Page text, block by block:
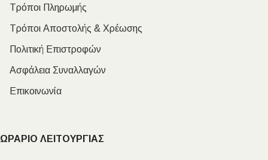
Τρόποι Πληρωμής
Τρόποι Αποστολής & Χρέωσης
Πολιτική Επιστροφών
Ασφάλεια Συναλλαγών
Επικοινωνία
ΩΡΑΡΙΟ ΛΕΙΤΟΥΡΓΙΑΣ